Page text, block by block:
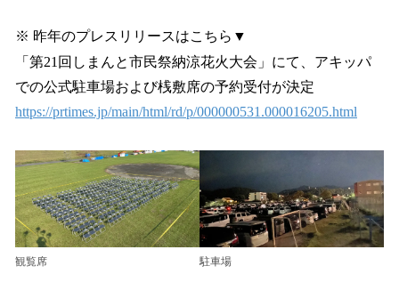
※ 昨年のプレスリリースはこちら▼
「第21回しまんと市民祭納涼花火大会」にて、アキッパ
での公式駐車場および桟敷席の予約受付が決定
https://prtimes.jp/main/html/rd/p/000000531.000016205.html
観覧席 駐車場